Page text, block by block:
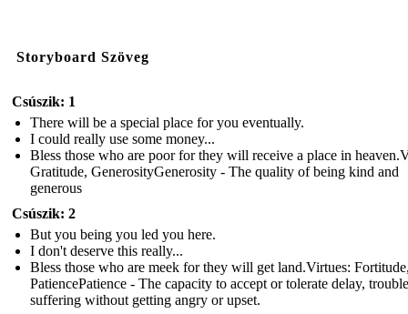
Storyboard Szöveg
Csúszik: 1
There will be a special place for you eventually.
I could really use some money...
Bless those who are poor for they will receive a place in
Gratitude, GenerosityGenerosity - The quality of being kind and
generous
Csúszik: 2
But you being you led you here.
I don't deserve this really...
Bless those who are meek for they will get land.Virtues:
PatiencePatience - The capacity to accept or tolerate delay,
suffering without getting angry or upset.